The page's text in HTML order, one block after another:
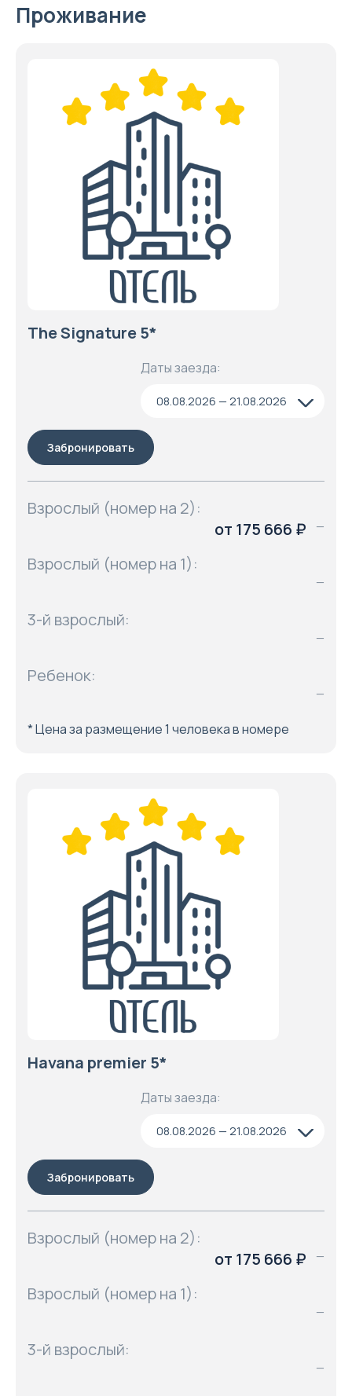
Проживание
The Signature 5*
Даты заезда:
08.08.2026 — 21.08.2026
Забронировать
Взрослый (номер на 2):
от 175 666 ₽
—
Взрослый (номер на 1):
—
3-й взрослый:
—
Ребенок:
—
* Цена за размещение 1 человека в номере
Havana premier 5*
Даты заезда:
08.08.2026 — 21.08.2026
Забронировать
Взрослый (номер на 2):
от 175 666 ₽
—
Взрослый (номер на 1):
—
3-й взрослый:
—